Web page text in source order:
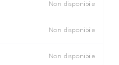
Non disponibile
Non disponibile
Non disponibile